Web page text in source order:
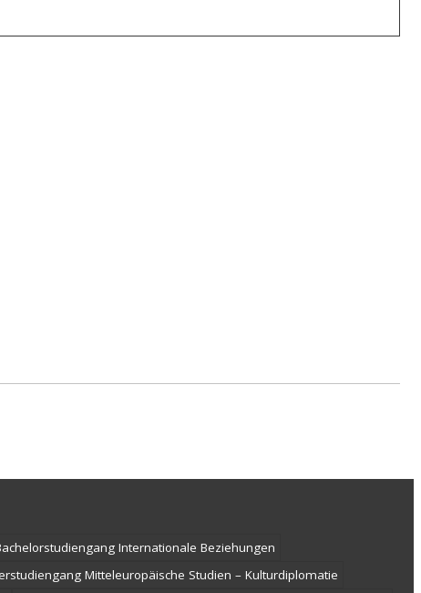
Internationale Beziehungen
Mitteleuropäische Studien – Kulturdiplomatie